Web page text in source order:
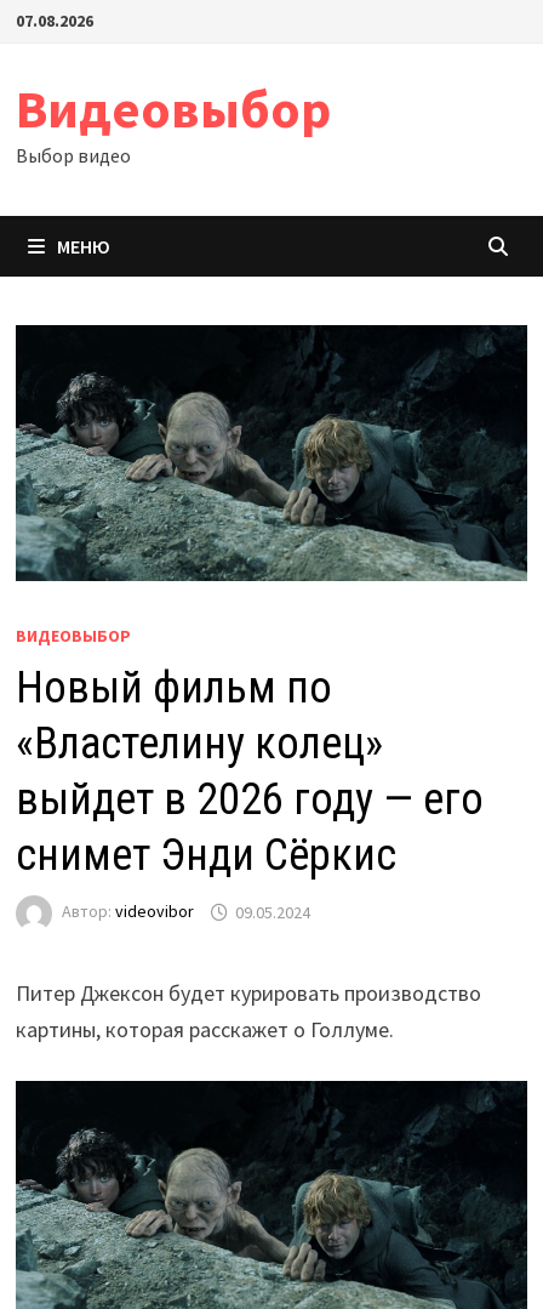
Перейти
07.08.2026
Видеовыбор
Выбор видео
МЕНЮ
ВИДЕОВЫБОР
Новый фильм по
«Властелину колец»
выйдет в 2026 году — его
снимет Энди Сёркис
Автор: videovibor 09.05.2024
Питер Джексон будет курировать производство
картины, которая расскажет о Голлуме.